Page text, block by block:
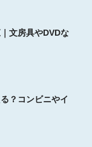
文房具やDVDな
？コンビニやイ